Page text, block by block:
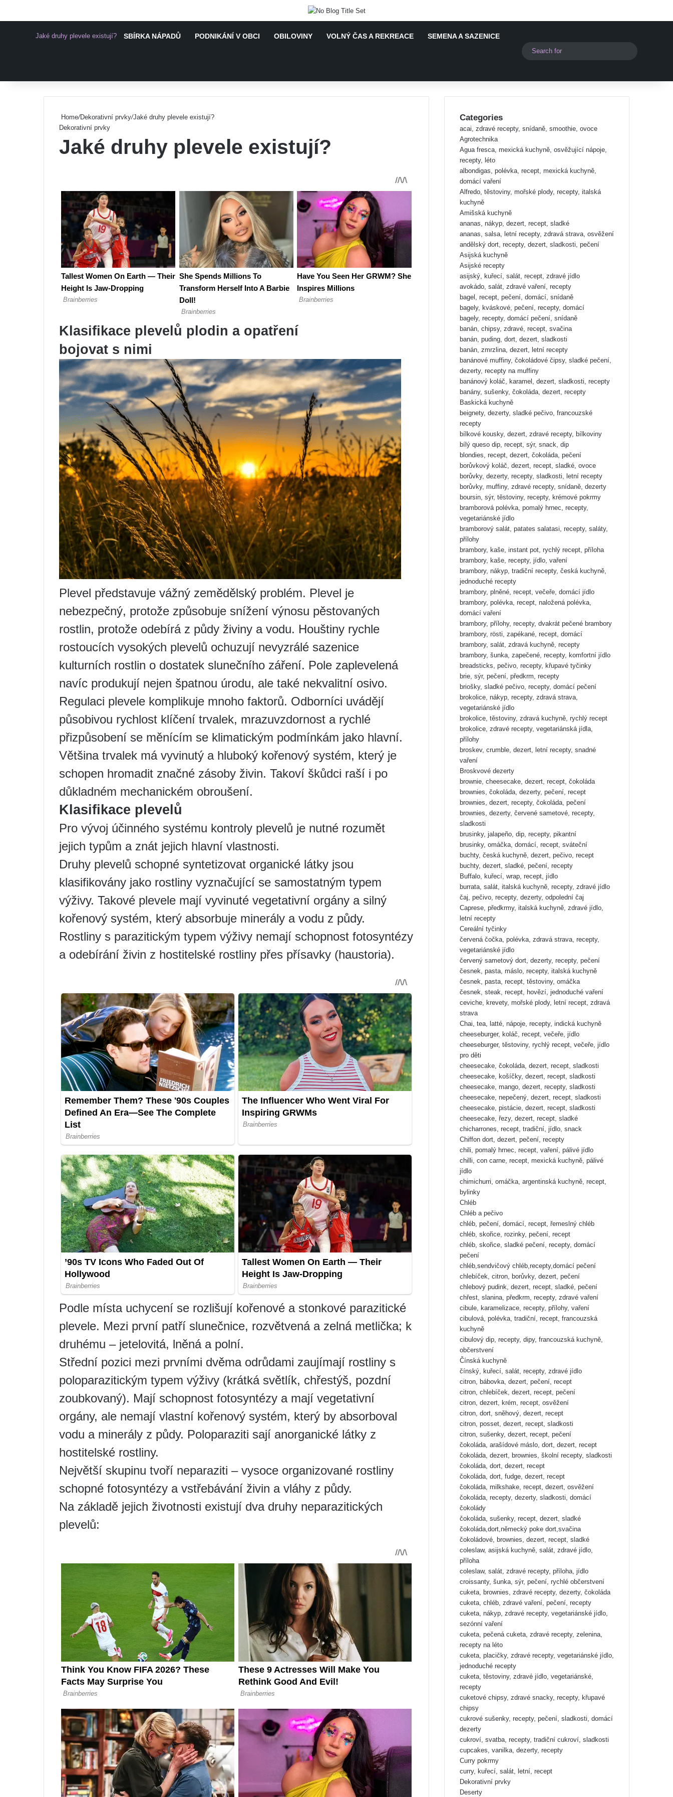
Jaké druhy plevele existují? SBÍRKA NÁPADŮ PODNIKÁNÍ V OBCI OBILOVINY VOLNÝ ČAS A REKREACE SEMENA A SAZENICE
Switch skin
Home/Dekorativní prvky/Jaké druhy plevele existují?
Dekorativní prvky
Jaké druhy plevele existují?
Klasifikace plevelů plodin a opatření
bojovat s nimi
Plevel představuje vážný zemědělský problém. Plevel je
nebezpečný, protože způsobuje snížení výnosu pěstovaných
rostlin, protože odebírá z půdy živiny a vodu. Houštiny rychle
rostoucích vysokých plevelů ochuzují nevyzrálé sazenice
kulturních rostlin o dostatek slunečního záření. Pole zaplevelená
navíc produkují nejen špatnou úrodu, ale také nekvalitní osivo.
Regulaci plevele komplikuje mnoho faktorů. Odborníci uvádějí
působivou rychlost klíčení trvalek, mrazuvzdornost a rychlé
přizpůsobení se měnícím se klimatickým podmínkám jako hlavní.
Většina trvalek má vyvinutý a hluboký kořenový systém, který je
schopen hromadit značné zásoby živin. Takoví škůdci raší i po
důkladném mechanickém obroušení.
Klasifikace plevelů
Pro vývoj účinného systému kontroly plevelů je nutné rozumět
jejich typům a znát jejich hlavní vlastnosti.
Druhy plevelů schopné syntetizovat organické látky jsou
klasifikovány jako rostliny vyznačující se samostatným typem
výživy. Takové plevele mají vyvinuté vegetativní orgány a silný
kořenový systém, který absorbuje minerály a vodu z půdy.
Rostliny s parazitickým typem výživy nemají schopnost fotosyntézy
a odebírání živin z hostitelské rostliny přes přísavky (haustoria).
Podle místa uchycení se rozlišují kořenové a stonkové parazitické
plevele. Mezi první patří slunečnice, rozvětvená a zelná metlička; k
druhému – jetelovitá, lněná a polní.
Střední pozici mezi prvními dvěma odrůdami zaujímají rostliny s
poloparazitickým typem výživy (krátká světlík, chřestýš, pozdní
zoubkovaný). Mají schopnost fotosyntézy a mají vegetativní
orgány, ale nemají vlastní kořenový systém, který by absorboval
vodu a minerály z půdy. Poloparaziti sají anorganické látky z
hostitelské rostliny.
Největší skupinu tvoří neparaziti – vysoce organizované rostliny
schopné fotosyntézy a vstřebávání živin a vláhy z půdy.
Na základě jejich životnosti existují dva druhy neparazitických
plevelů:
Categories
acai, zdravé recepty, snídaně, smoothie, ovoce
Agrotechnika
Agua fresca, mexická kuchyně, osvěžující nápoje,
recepty, léto
albondigas, polévka, recept, mexická kuchyně,
domácí vaření
Alfredo, těstoviny, mořské plody, recepty, italská
kuchyně
Amišská kuchyně
ananas, nákyp, dezert, recept, sladké
ananas, salsa, letní recepty, zdravá strava, osvěžení
andělský dort, recepty, dezert, sladkosti, pečení
Asijská kuchyně
Asijské recepty
asijský, kuřecí, salát, recept, zdravé jídlo
avokádo, salát, zdravé vaření, recepty
bagel, recept, pečení, domácí, snídaně
bagely, kváskové, pečení, recepty, domácí
bagely, recepty, domácí pečení, snídaně
banán, chipsy, zdravé, recept, svačina
banán, puding, dort, dezert, sladkosti
banán, zmrzlina, dezert, letní recepty
banánové muffiny, čokoládové čipsy, sladké pečení,
dezerty, recepty na muffiny
banánový koláč, karamel, dezert, sladkosti, recepty
banány, sušenky, čokoláda, dezert, recepty
Baskická kuchyně
beignety, dezerty, sladké pečivo, francouzské
recepty
bílkové kousky, dezert, zdravé recepty, bílkoviny
bílý queso dip, recept, sýr, snack, dip
blondies, recept, dezert, čokoláda, pečení
borůvkový koláč, dezert, recept, sladké, ovoce
borůvky, dezerty, recepty, sladkosti, letní recepty
borůvky, muffiny, zdravé recepty, snídaně, dezerty
boursin, sýr, těstoviny, recepty, krémové pokrmy
bramborová polévka, pomalý hrnec, recepty,
vegetariánské jídlo
bramborový salát, patates salatasi, recepty, saláty,
přílohy
brambory, kaše, instant pot, rychlý recept, příloha
brambory, kaše, recepty, jídlo, vaření
brambory, nákyp, tradiční recepty, česká kuchyně,
jednoduché recepty
brambory, plněné, recept, večeře, domácí jídlo
brambory, polévka, recept, naložená polévka,
domácí vaření
brambory, přílohy, recepty, dvakrát pečené brambory
brambory, rösti, zapékané, recept, domácí
brambory, salát, zdravá kuchyně, recepty
brambory, šunka, zapečené, recepty, komfortní jídlo
breadsticks, pečivo, recepty, křupavé tyčinky
brie, sýr, pečení, předkrm, recepty
briošky, sladké pečivo, recepty, domácí pečení
brokolice, nákyp, recepty, zdravá strava,
vegetariánské jídlo
brokolice, těstoviny, zdravá kuchyně, rychlý recept
brokolice, zdravé recepty, vegetariánská jídla,
přílohy
broskev, crumble, dezert, letní recepty, snadné
vaření
Broskvové dezerty
brownie, cheesecake, dezert, recept, čokoláda
brownies, čokoláda, dezerty, pečení, recept
brownies, dezert, recepty, čokoláda, pečení
brownies, dezerty, červené sametové, recepty,
sladkosti
brusinky, jalapeño, dip, recepty, pikantní
brusinky, omáčka, domácí, recept, sváteční
buchty, česká kuchyně, dezert, pečivo, recept
buchty, dezert, sladké, pečení, recepty
Buffalo, kuřecí, wrap, recept, jídlo
burrata, salát, italská kuchyně, recepty, zdravé jídlo
čaj, pečivo, recepty, dezerty, odpolední čaj
Caprese, předkrmy, italská kuchyně, zdravé jídlo,
letní recepty
Cereální tyčinky
červená čočka, polévka, zdravá strava, recepty,
vegetariánské jídlo
červený sametový dort, dezerty, recepty, pečení
česnek, pasta, máslo, recepty, italská kuchyně
česnek, pasta, recept, těstoviny, omáčka
česnek, steak, recept, hovězí, jednoduché vaření
ceviche, krevety, mořské plody, letní recept, zdravá
strava
Chai, tea, latté, nápoje, recepty, indická kuchyně
cheeseburger, koláč, recept, večeře, jídlo
cheeseburger, těstoviny, rychlý recept, večeře, jídlo
pro děti
cheesecake, čokoláda, dezert, recept, sladkosti
cheesecake, košíčky, dezert, recept, sladkosti
cheesecake, mango, dezert, recepty, sladkosti
cheesecake, nepečený, dezert, recept, sladkosti
cheesecake, pistácie, dezert, recept, sladkosti
cheesecake, řezy, dezert, recept, sladké
chicharrones, recept, tradiční, jídlo, snack
Chiffon dort, dezert, pečení, recepty
chili, pomalý hrnec, recept, vaření, pálivé jídlo
chilli, con carne, recept, mexická kuchyně, pálivé
jídlo
chimichurri, omáčka, argentinská kuchyně, recept,
bylinky
Chléb
Chléb a pečivo
chléb, pečení, domácí, recept, řemeslný chléb
chléb, skořice, rozinky, pečení, recept
chléb, skořice, sladké pečení, recepty, domácí
pečení
chléb,sendvičový chléb,recepty,domácí pečení
chlebíček, citron, borůvky, dezert, pečení
chlebový pudink, dezert, recept, sladké, pečení
chřest, slanina, předkrm, recepty, zdravé vaření
cibule, karamelizace, recepty, přílohy, vaření
cibulová, polévka, tradiční, recept, francouzská
kuchyně
cibulový dip, recepty, dipy, francouzská kuchyně,
občerstvení
Čínská kuchyně
čínský, kuřecí, salát, recepty, zdravé jídlo
citron, bábovka, dezert, pečení, recept
citron, chlebíček, dezert, recept, pečení
citron, dezert, krém, recept, osvěžení
citron, dort, sněhový, dezert, recept
citron, posset, dezert, recept, sladkosti
citron, sušenky, dezert, recept, pečení
čokoláda, arašídové máslo, dort, dezert, recept
čokoláda, dezert, brownies, školní recepty, sladkosti
čokoláda, dort, dezert, recept
čokoláda, dort, fudge, dezert, recept
čokoláda, milkshake, recept, dezert, osvěžení
čokoláda, recepty, dezerty, sladkosti, domácí
čokolády
čokoláda, sušenky, recept, dezert, sladké
čokoláda,dort,německý poke dort,svačina
čokoládové, brownies, dezert, recept, sladké
coleslaw, asijská kuchyně, salát, zdravé jídlo,
příloha
coleslaw, salát, zdravé recepty, příloha, jídlo
croissanty, šunka, sýr, pečení, rychlé občerstvení
cuketa, brownies, zdravé recepty, dezerty, čokoláda
cuketa, chléb, zdravé vaření, pečení, recepty
cuketa, nákyp, zdravé recepty, vegetariánské jídlo,
sezónní vaření
cuketa, pečená cuketa, zdravé recepty, zelenina,
recepty na léto
cuketa, placičky, zdravé recepty, vegetariánské jídlo,
jednoduché recepty
cuketa, těstoviny, zdravé jídlo, vegetariánské,
recepty
cuketové chipsy, zdravé snacky, recepty, křupavé
chipsy
cukrové sušenky, recepty, pečení, sladkosti, domácí
dezerty
cukroví, svatba, recepty, tradiční cukroví, sladkosti
cupcakes, vanilka, dezerty, recepty
Curry pokrmy
curry, kuřecí, salát, letní, recept
Dekorativní prvky
Deserty